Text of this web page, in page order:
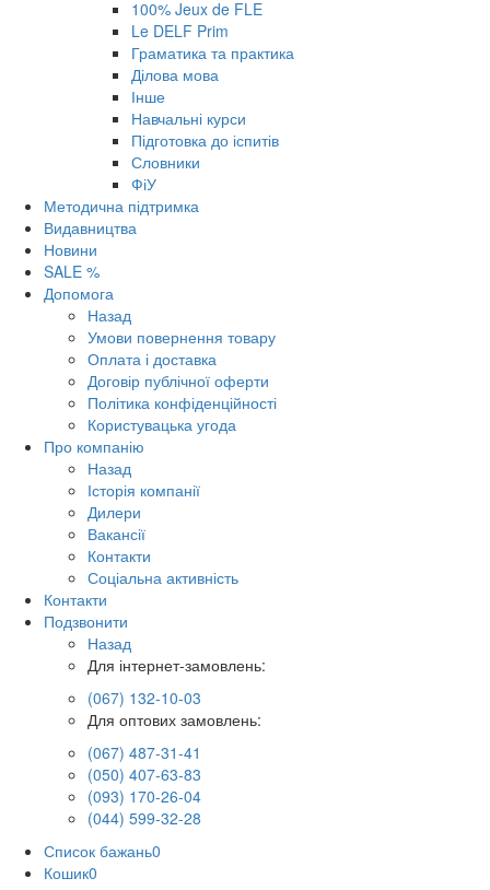
100% Jeux de FLE
Le DELF Prim
Граматика та практика
Ділова мова
Інше
Навчальні курси
Підготовка до іспитів
Словники
ФіУ
Методична підтримка
Видавництва
Новини
SALE %
Допомога
Назад
Умови повернення товару
Оплата і доставка
Договір публічної оферти
Політика конфіденційності
Користувацька угода
Про компанію
Назад
Історія компанії
Дилери
Вакансії
Контакти
Соціальна активність
Контакти
Подзвонити
Назад
Для інтернет-замовлень:
(067) 132-10-03
Для оптових замовлень:
(067) 487-31-41
(050) 407-63-83
(093) 170-26-04
(044) 599-32-28
Список бажань0
Кошик0